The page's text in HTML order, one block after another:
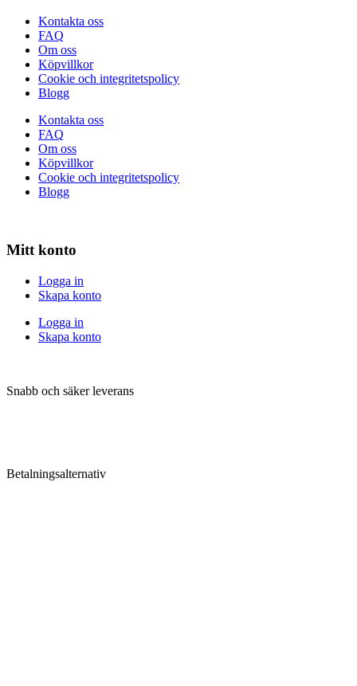
Kontakta oss
FAQ
Om oss
Köpvillkor
Cookie och integritetspolicy
Blogg
Kontakta oss
FAQ
Om oss
Köpvillkor
Cookie och integritetspolicy
Blogg
Mitt konto
Logga in
Skapa konto
Logga in
Skapa konto
Snabb och säker leverans
Betalningsalternativ